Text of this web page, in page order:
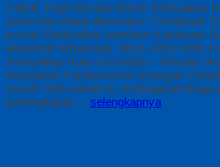
Pabrik Toga Wisuda Murah Berkualitas
aman dan dapat dipercaya ! Penghasil
promo Berkualitas premium Keperluan
akademik WhatsApp: 0812-2282-1060
Berkualitas Kota Gorontalo – Wisuda
bersejarah Fundamental Di tengah
sosok Oleh sebab itu, berbagai lembaga
perlengkapan… selengkapnya